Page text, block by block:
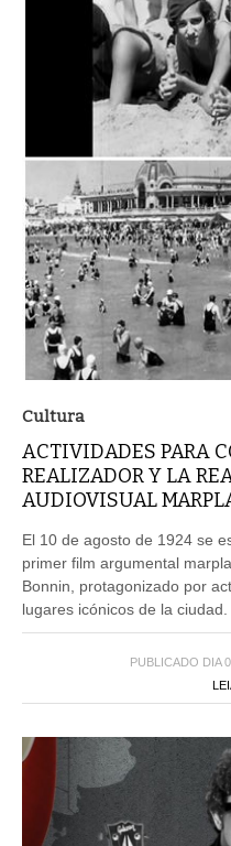
Cultura
ACTIVIDADES PARA
REALIZADOR Y LA
AUDIOVISUAL
El 10 de agosto de 1924 se
primer film argumental
Bonnin, protagonizado por
lugares icónicos de la ciudad.
PUBLICADO DIA